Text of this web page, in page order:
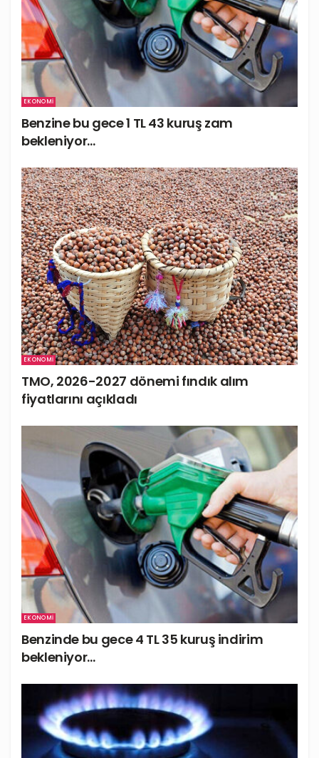
EKONOMI
Benzine bu gece 1 TL 43 kuruş zam
bekleniyor…
EKONOMI
TMO, 2026-2027 dönemi fındık alım
fiyatlarını açıkladı
EKONOMI
Benzinde bu gece 4 TL 35 kuruş indirim
bekleniyor…